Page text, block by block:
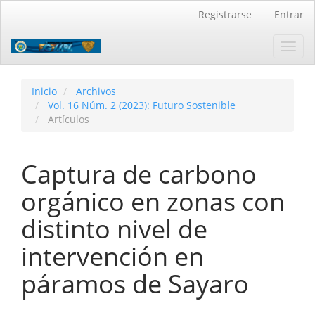
principal
Barra
Registrarse Entrar
Inicio
Archivos
Vol. 16 Núm. 2 (2023): Futuro Sostenible
Artículos
Captura de carbono
orgánico en zonas con
distinto nivel de
intervención en
páramos de Sayaro